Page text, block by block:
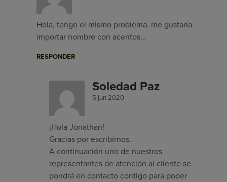
Hola, tengo el mismo problema. me gustaría
importar nombre con acentos…
RESPONDER
Soledad Paz
5 jun 2020
¡Hola Jonathan!
Gracias por escribirnos.
A continuación uno de nuestros
representantes de atención al cliente se
pondrá en contacto contigo para poder